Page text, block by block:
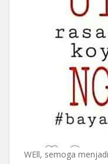
WEll, semoga